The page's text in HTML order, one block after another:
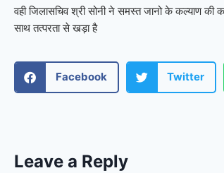
वही जिलासचिव श्री सोनी ने समस्त जानो के कल्याण की
साथ तत्परता से खड़ा है
Facebook Twitter
Leave a Reply